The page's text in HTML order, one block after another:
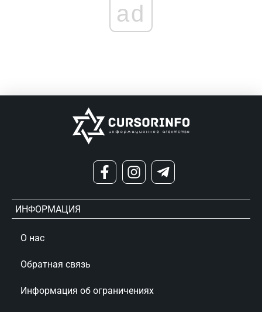
ad
ИНФОРМАЦИЯ
О нас
Обратная связь
Информация об ограничениях